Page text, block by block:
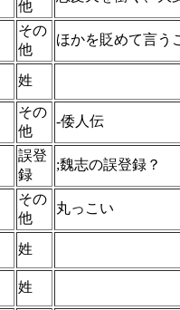
他
その
他
ほかを貶めて言う
姓
その
他
-倭人伝
誤登
録
;魏志の誤登録？
その
他
丸っこい
姓
姓